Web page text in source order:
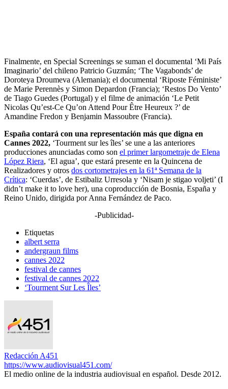
Finalmente, en Special Screenings se suman el documental ‘Mi País
Imaginario’ del chileno Patricio Guzmán; ‘The Vagabonds’ de
Doroteya Droumeva (Alemania); el documental ‘Riposte Féministe’
de Marie Perennès y Simon Depardon (Francia); ‘Restos Do Vento’
de Tiago Guedes (Portugal) y el filme de animación ‘Le Petit
Nicolas Qu’est-Ce Qu’on Attend Pour Être Heureux ?’ de
Amandine Fredon y Benjamin Massoubre (Francia).
España contará con una representación más que digna en
Cannes 2022, ‘Tourment sur les îles’ se une a las anteriores
producciones anunciadas como son el primer largometraje de Elena
López Riera, ‘El agua’, que estará presente en la Quincena de
Realizadores y otros dos cortometrajes en la 61ª Semana de la
Crítica: ‘Cuerdas’, de Estibaliz Urresola y ‘Nisam je stigao voljeti’ (I
didn’t make it to love her), una coproducción de Bosnia, España y
Reino Unido, dirigida por Anna Fernández de Paco.
-Publicidad-
Etiquetas
albert serra
andergraun films
cannes 2022
festival de cannes
festival de cannes 2022
‘Tourment Sur Les Îles’
Redacción A451
https://www.audiovisual451.com/
El medio online de la industria audiovisual en español. Desde 2012.